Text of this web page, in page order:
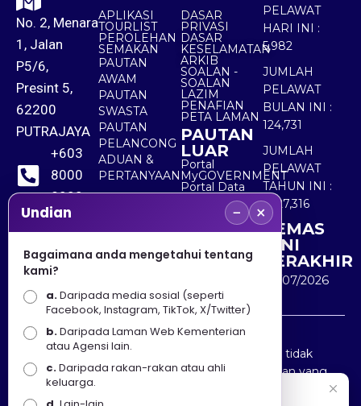
No. 2, Menara
1, Jalan
P5/6,
Presint 5,
62200
PUTRAJAYA
+603
8000
8000
+603
8891
7100
APLIKASI
TOURLIST
PEROLEHAN
SEMAKAN
PAUTAN
AWAM
PAUTAN
SWASTA
PAUTAN
PELANCONG
ADUAN &
PERTANYAAN
DASAR
PRIVASI
DASAR
KESELAMATAN
ARKIB
SOALAN -
SOALAN
LAZIM
PENAFIAN
PETA LAMAN
PAUTAN
LUAR
Portal
MyGOVERNMENT
Portal Data
Terbuka
Sektor Awam
PELAWAT
HARI INI :
5,982
JUMLAH
PELAWAT
BULAN INI :
124,731
JUMLAH
PELAWAT
TAHUN INI :
5,527,316
KEMAS
KINI
TERAKHIR
30/07/2026
Penafian : Kerajaan Malaysia dan Kementerian
Pelancongan Seni dan Budaya (MOTAC) adalah tidak
bertanggungjawab atas kehilangan atau kerugian yang
disebabkan oleh penggunaan mana-mana maklumat
Undian − ×
Bagaimana anda mengetahui tentang
kami?
a.Daripada media sosial (seperti
Facebook, Instagram, TikTok, X/Twitter)
b.Daripada Laman Web Kementerian
atau Agensi lain.
c.Daripada rakan-rakan atau ahli
keluarga.